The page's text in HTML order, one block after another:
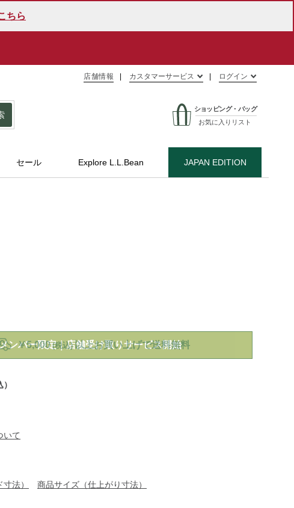
ちら
店舗情報 カスタマーサービス ログイン
ショッピング・バッグ
お気に入りリスト
セール Explore L.L.Bean JAPAN EDITION
mens/tops/sweater/g/P129739.html
メンバー限定｜店舗受け取りサービス開始
￥5,000 (税込) 以上お買い上げで送料無料
いて
法） 商品サイズ（仕上がり寸法）